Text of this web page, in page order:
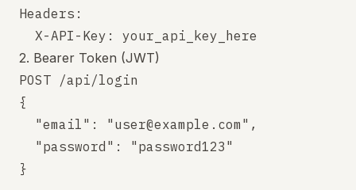
Headers:
2. Bearer Token (JWT)
POST /api/login
{
  "email": "user@example.com",
  "password": "password123"
}